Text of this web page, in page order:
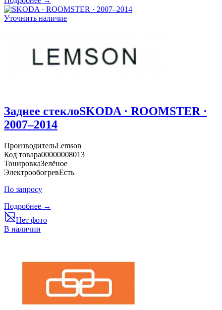
Уточнить наличие
Заднее стеклоSKODA · ROOMSTER ·
2007–2014
ПроизводительLemson
Код товара00000008013
ТонировкаЗелёное
ЭлектрообогревЕсть
По запросу
Подробнее →
Нет фото
В наличии